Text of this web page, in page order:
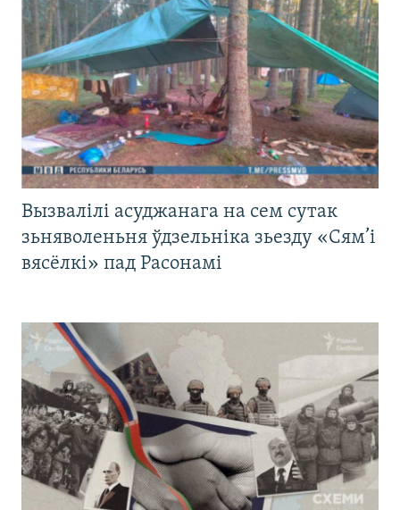
Вызвалілі асуджанага на сем сутак
зьняволеньня ўдзельніка зьезду «Сям’і
вясёлкі» пад Расонамі